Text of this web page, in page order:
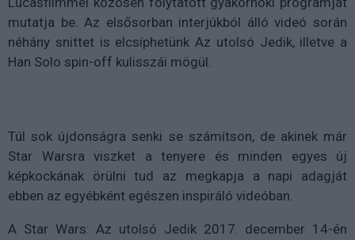
mutatja be. Az elsősorban interjúkból álló videó során
néhány snittet is elcsíphetünk Az utolsó Jedik, illetve a
Han Solo spin-off kulisszái mögül.
Túl sok újdonságra senki se számítson, de akinek már
Star Warsra viszket a tenyere és minden egyes új
képkockának örülni tud az megkapja a napi adagját
ebben az egyébként egészen inspiráló videóban.
A Star Wars: Az utolsó Jedik 2017. december 14-én